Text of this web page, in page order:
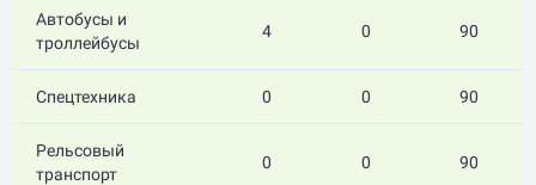
Автобусы и
троллейбусы
4 0 90
Спецтехника 0 0 90
Рельсовый
транспорт
0 0 90